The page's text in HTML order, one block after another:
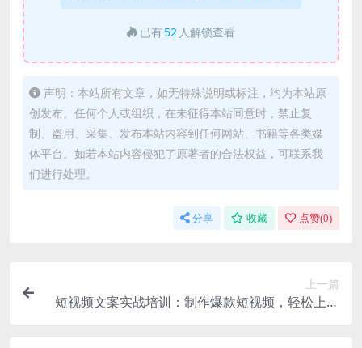
已有 52 人解锁查看
声明：本站所有文章，如无特殊说明或标注，均为本站原
创发布。任何个人或组织，在未征得本站同意时，禁止复
制、盗用、采集、发布本站内容到任何网站、书籍等各类媒
体平台。如若本站内容侵犯了原著者的合法权益，可联系我
们进行处理。
分享 收藏 点赞(0)
上一篇
短视频文案实战培训：制作爆款短视频，轻松上热